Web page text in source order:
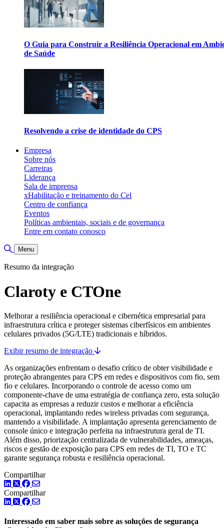
O Guia para Construir a Resiliência Operacional em
de Saúde
Resolvendo a crise de identidade do CPS
Empresa
Sobre nós
Carreiras
Liderança
Sala de imprensa
xHabilitação e treinamento do Cel
Centro de confiança
Eventos
Políticas ambientais, sociais e de governança
Entre em contato conosco
Alternar pesquisa
Menu
Resumo da integração
Claroty e CTOne
Melhorar a resiliência operacional e cibernética empresarial para
infraestrutura crítica e proteger sistemas ciberfísicos em ambientes
celulares privados (5G/LTE) tradicionais e híbridos.
Exibir resumo de integração
As organizações enfrentam o desafio crítico de obter visibilidade e
proteção abrangentes para CPS em redes e dispositivos com fio, sem
fio e celulares. Incorporando o controle de acesso como um
componente-chave de uma estratégia de confiança zero, esta solução
capacita as empresas a reduzir custos e melhorar a eficiência
operacional, implantando redes wireless privadas com segurança,
mantendo a visibilidade. A implantação apresenta gerenciamento de
console único e integração perfeita na infraestrutura geral de TI.
Além disso, priorização centralizada de vulnerabilidades, ameaças,
riscos e gestão de exposição para CPS em redes de TI, TO e TC
garante segurança robusta e resiliência operacional.
Compartilhar
LinkedIn
TwitterFacebook
Compartilhar
LinkedIn
TwitterFacebook
Interessado em saber mais sobre as soluções de segurança